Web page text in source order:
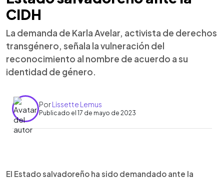
CIDH
La demanda de Karla Avelar, activista de derechos
transgénero, señala la vulneración del
reconocimiento al nombre de acuerdo a su
identidad de género.
PorLissette Lemus
Publicado el 17 de mayo de 2023
► Escuchar artículo
El Estado salvadoreño ha sido demandado ante la